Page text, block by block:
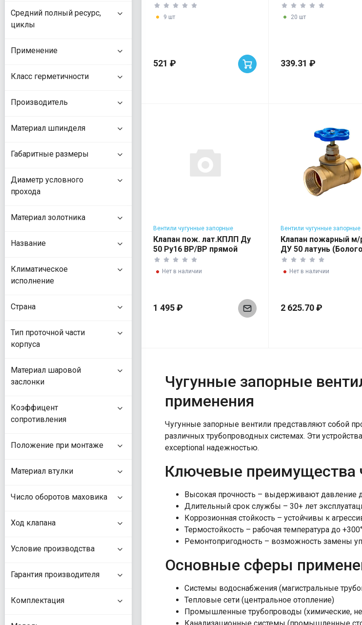
9 шт
521 ₽
20 шт
339.31 ₽
Вентили чугунные запорные
Клапан пож. лат.КПЛП Ду
50 Ру16 ВР/ВР прямой
Нет в наличии
1 495 ₽
Вентили чугунные запорные
Клапан пожарный м/
ДУ 50 латунь
Нет в наличии
2 625.70 ₽
Чугунные запорные
применения
Чугунные запорные вентили представляют собой
различных трубопроводных системах. Эти
exceptional надежностью.
Ключевые преимущества
Высокая прочность – выдерживают давление
Длительный срок службы – 30+ лет
Коррозионная стойкость – устойчивы к
Термостойкость – рабочая температура до
Ремонтопригодность – возможность замены
Основные сферы
Системы водоснабжения (магистральные
Тепловые сети (центральное отопление)
Промышленные трубопроводы (химические,
Средний полный ресурс,
циклы
Применение
Класс герметичности
Производитель
Материал шпинделя
Габаритные размеры
Диаметр условного
прохода
Материал золотника
Название
Климатическое
исполнение
Страна
Тип проточной части
корпуса
Материал шаровой
заслонки
Коэффицент
сопротивления
Положение при монтаже
Материал втулки
Число оборотов маховика
Ход клапана
Условие производства
Гарантия производителя
Комплектация